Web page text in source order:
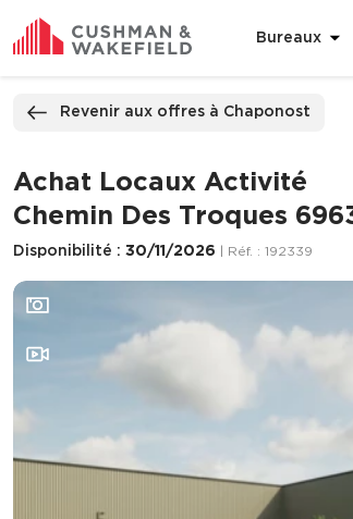
Bureaux
Revenir aux offres à Chaponost
Achat Locaux Activité
Chemin Des Troques
Disponibilité : 30/11/2026 | Réf. : 192339